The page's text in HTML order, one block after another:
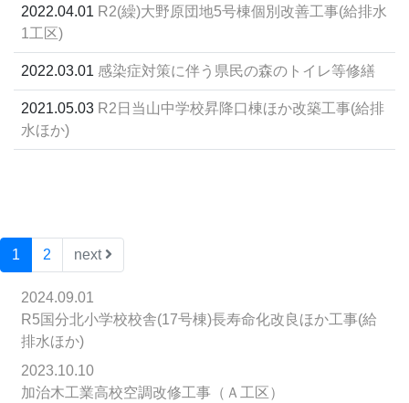
2022.04.01 R2(繰)大野原団地5号棟個別改善工事(給排水
1工区)
2022.03.01 感染症対策に伴う県民の森のトイレ等修繕
2021.05.03 R2日当山中学校昇降口棟ほか改築工事(給排
水ほか)
1 2 next
2024.09.01
R5国分北小学校校舎(17号棟)長寿命化改良ほか工事(給
排水ほか)
2023.10.10
加治木工業高校空調改修工事（Ａ工区）